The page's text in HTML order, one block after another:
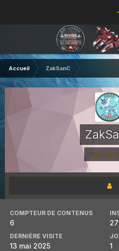
Accueil ZakSanC
Recrue
COMPTEUR DE CONTENUS
6
DERNIÈRE VISITE
13 mai 2025 1